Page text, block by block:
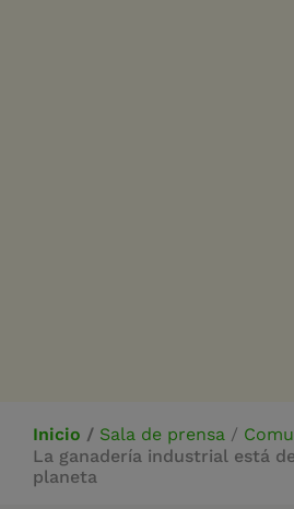
Inicio / Sala de prensa /
La ganadería industrial está
planeta